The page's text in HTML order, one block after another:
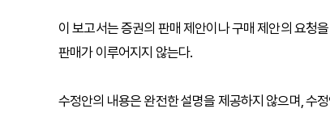
이 보고서는 증권의 판매 제안이나 구매 제안의 요청
판매가 이루어지지 않는다.
수정안의 내용은 완전한 설명을 제공하지 않으며, 수